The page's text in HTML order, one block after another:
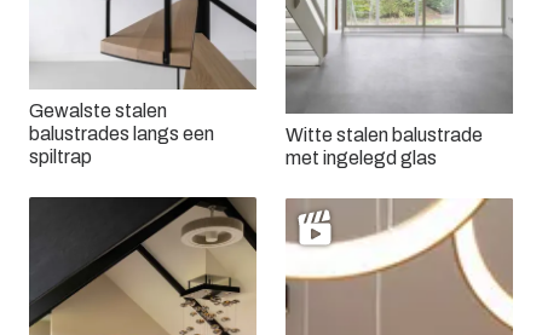
Gewalste stalen
balustrades langs een
spiltrap
Witte stalen balustrade
met ingelegd glas